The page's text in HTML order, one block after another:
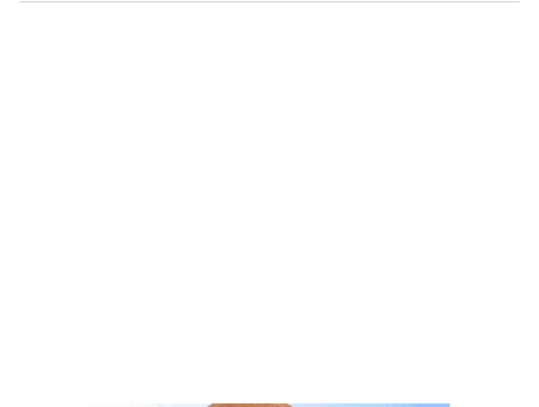
најголемата опасност врз македонскиот идентитет и